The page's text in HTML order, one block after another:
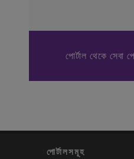
পোর্টাল থেকে সেবা
পোর্টালসমূহ